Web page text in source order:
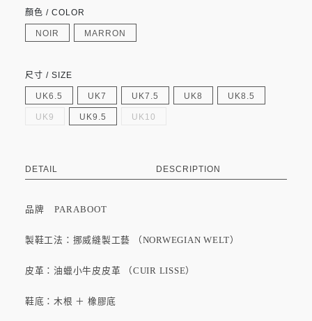
顏色 / COLOR
NOIR MARRON
尺寸 / SIZE
UK6.5 UK7 UK7.5 UK8 UK8.5
UK9 UK9.5 UK10
DETAIL DESCRIPTION
品牌PARABOOT
製鞋工法：挪威縫製工藝 （NORWEGIAN WELT）
皮革：油蠟小牛皮皮革 （CUIR LISSE）
鞋底：木根 ＋ 橡膠底